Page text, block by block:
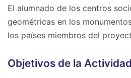
El alumnado de los centros
geométricas en los
los países miembros del
Objetivos de la Actividad